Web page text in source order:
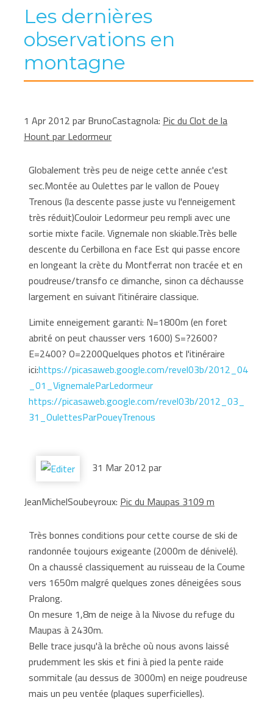
Les dernières
observations en
montagne
1 Apr 2012 par BrunoCastagnola:Pic du Clot de la
Hount par Ledormeur
Globalement très peu de neige cette année c'est
sec.Montée au Oulettes par le vallon de Pouey
Trenous (la descente passe juste vu l'enneigement
très réduit)Couloir Ledormeur peu rempli avec une
sortie mixte facile. Vignemale non skiable.Très belle
descente du Cerbillona en face Est qui passe encore
en longeant la crète du Montferrat non tracée et en
poudreuse/transfo ce dimanche, sinon ca déchausse
largement en suivant l'itinéraire classique.
Limite enneigement garanti: N=1800m (en foret
abrité on peut chausser vers 1600) S=?2600?
E=2400? O=2200Quelques photos et l'itinéraire
ici:https://picasaweb.google.com/revel03b/2012_04
_01_VignemaleParLedormeur
https://picasaweb.google.com/revel03b/2012_03_
31_OulettesParPoueyTrenous
31 Mar 2012 par
JeanMichelSoubeyroux:Pic du Maupas 3109 m
Très bonnes conditions pour cette course de ski de
randonnée toujours exigeante (2000m de dénivelé).
On a chaussé classiquement au ruisseau de la Coume
vers 1650m malgré quelques zones déneigées sous
Pralong.
On mesure 1,8m de neige à la Nivose du refuge du
Maupas à 2430m.
Belle trace jusqu'à la brêche où nous avons laissé
prudemment les skis et fini à pied la pente raide
sommitale (au dessus de 3000m) en neige poudreuse
mais un peu ventée (plaques superficielles).